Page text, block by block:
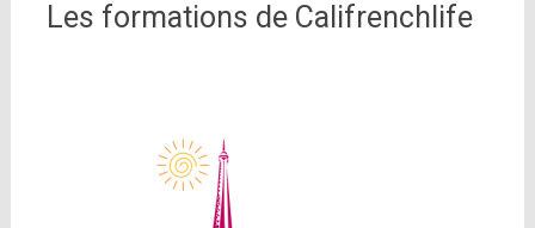
Les formations de Califrenchlife